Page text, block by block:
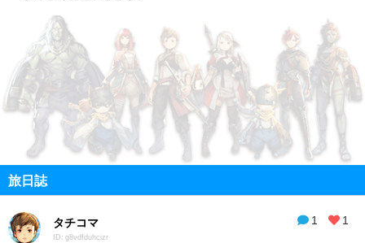
旅日誌
1 1
タチコマ
ID: g8vdfduhcizr